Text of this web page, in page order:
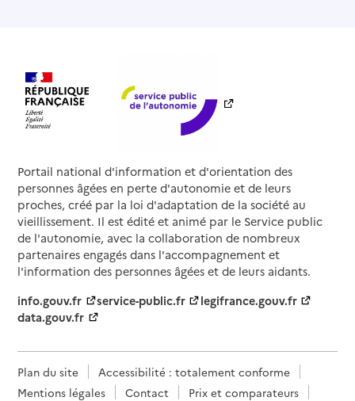
Portail national d'information et d'orientation des
personnes âgées en perte d'autonomie et de leurs
proches, créé par la loi d'adaptation de la société au
vieillissement. Il est édité et animé par le Service public
de l'autonomie, avec la collaboration de nombreux
partenaires engagés dans l'accompagnement et
l'information des personnes âgées et de leurs aidants.
info.gouv.fr
service-public.fr
legifrance.gouv.fr
data.gouv.fr
Plan du site
Accessibilité : totalement conforme
Mentions légales
Contact
Prix et comparateurs